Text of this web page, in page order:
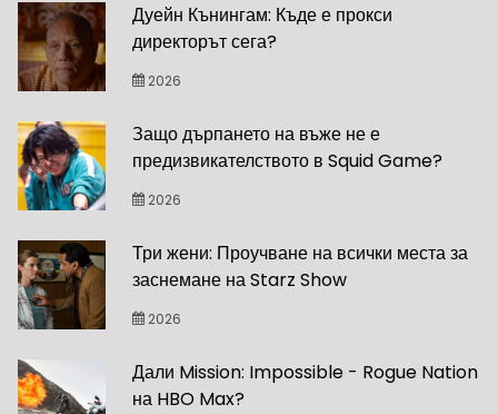
Дуейн Кънингам: Къде е прокси
директорът сега?
2026
Защо дърпането на въже не е
предизвикателството в Squid Game?
2026
Три жени: Проучване на всички места за
заснемане на Starz Show
2026
Дали Mission: Impossible - Rogue Nation
на HBO Max?